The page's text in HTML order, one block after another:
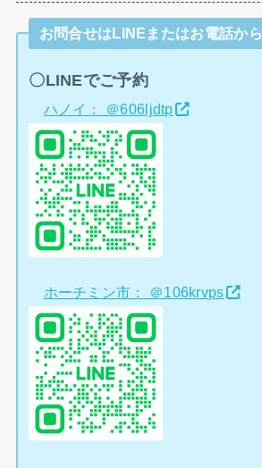
お問合せはLINEまたはお電話から
〇LINEでご予約
ハノイ： ＠606ljdtp
ホーチミン市： ＠106krvps